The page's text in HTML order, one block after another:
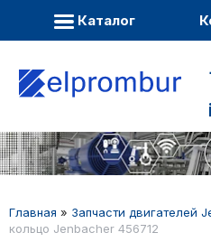
Каталог
Главная » Запчасти двигателей
кольцо Jenbacher 456712